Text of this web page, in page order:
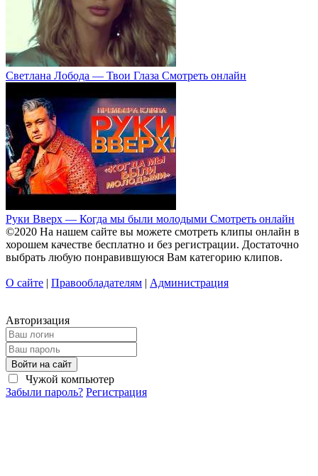
Светлана Лобода — Твои Глаза Смотреть онлайн
Руки Вверх — Когда мы были молодыми Смотреть онлайн
©2020 На нашем сайте вы можете смотреть клипы онлайн в
хорошем качестве бесплатно и без регистрации. Достаточно
выбрать любую понравившуюся Вам категорию клипов.
О сайте | Правообладателям | Администрация
Авторизация
Войти на сайт
Чужой компьютер
Забыли пароль? Регистрация